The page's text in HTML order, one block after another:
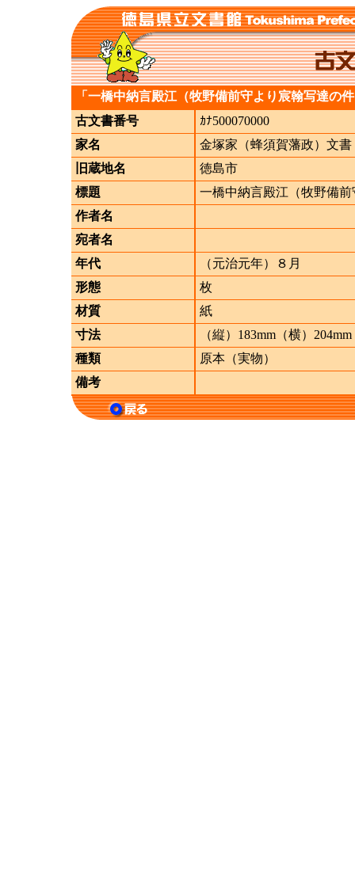
「一橋中納言殿江（牧野備前守より宸翰写達の
古文書番号
ｶﾅ500070000
家名
金塚家（蜂須賀藩政）文書
旧蔵地名
徳島市
標題
一橋中納言殿江（牧野備
作者名
宛者名
年代
（元治元年）８月
形態
枚
材質
紙
寸法
（縦）183mm（横）204mm
種類
原本（実物）
備考